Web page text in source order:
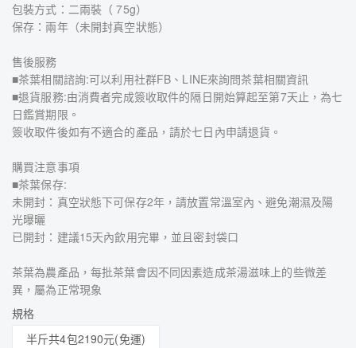
包裝方式：二兩裝（ 75g）
保存：兩年（未開封真空狀態）
售後服務
■茶葉相關諮詢:可以利用社群FB、LINE來詢問茶葉相關資訊
■退貨服務:由消費者完成簽收取件的隔日開始算起至第7天止，為七
日鑑賞期限。
簽收取件後如有不適合的產品，請於七日內申請退貨。
購買注意事項
■茶葉保存:
未開封：真空狀態下可保存2年，請放置常溫室內、避免潮濕及陽
光曝曬
已開封：建議15天內飲用完畢，並且密封袋口
茶葉為農產品，每批茶葉會因不同因素造成茶湯滋味上的些微差
異，屬為正常現象
規格
半斤共4包2190元(免運)